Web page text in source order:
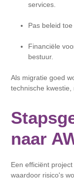
services.
Pas beleid
Financiële
bestuur.
Als migratie goed
technische
naar
Een efficiënt
waardoor risico's